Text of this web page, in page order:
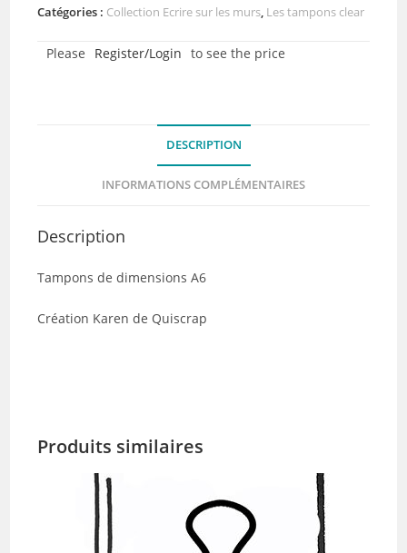
clear
Les
murs
Catégories : Collection Ecrire sur les murs Les tampons clear
Please Register/Login to see the price
DESCRIPTION
INFORMATIONS COMPLÉMENTAIRES
Description
Tampons de dimensions A6
Création Karen de Quiscrap
Produits similaires